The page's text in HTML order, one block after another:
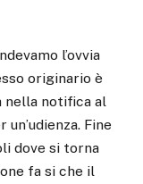
l’ovvia
originario è
nella notifica al
Fine
dove si torna
fa si che il